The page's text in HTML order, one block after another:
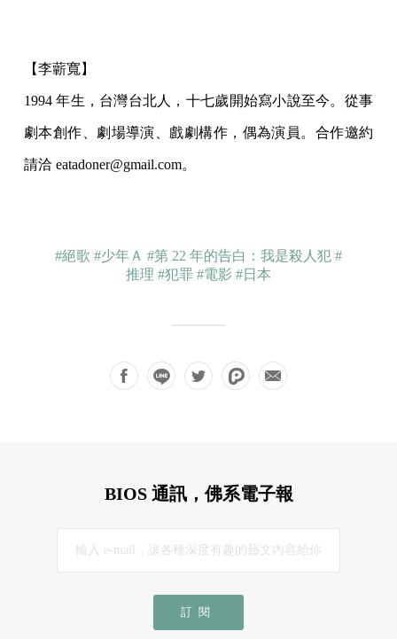
【李蘄寬】
1994 年生，台灣台北人，十七歲開始寫小說至今。從事
劇本創作、劇場導演、戲劇構作，偶為演員。合作邀約
請洽 eatadoner@gmail.com。
#絕歌 #少年Ａ #第 22 年的告白：我是殺人犯 #
推理 #犯罪 #電影 #日本
BIOS 通訊，佛系電子報
訂閱